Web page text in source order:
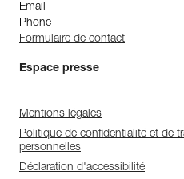
Email
Phone
Formulaire de contact
Espace presse
Mentions légales
Politique de confidentialité et de
personnelles
Déclaration d'accessibilité